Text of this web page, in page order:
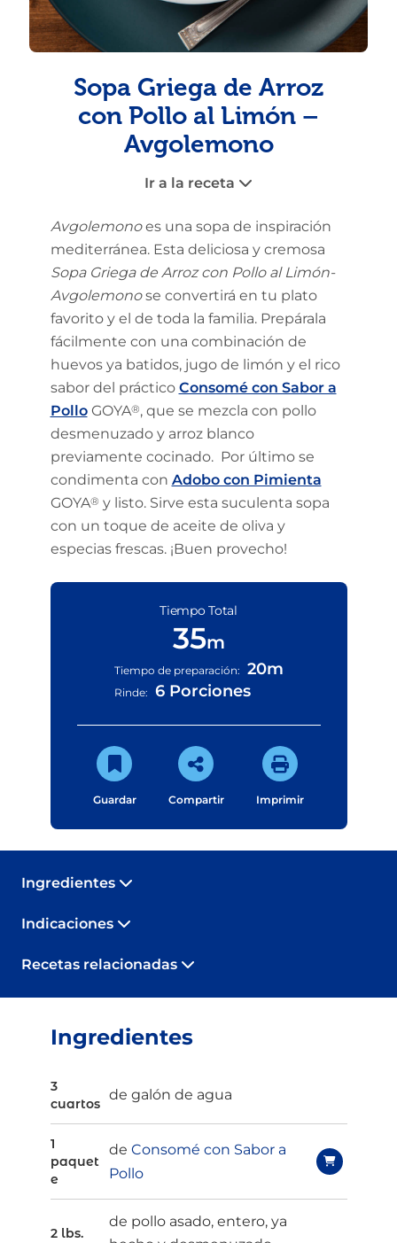
Sopa Griega de Arroz
con Pollo al Limón –
Avgolemono
Ir a la receta
Avgolemonoes una sopa de inspiración
mediterránea. Esta deliciosa y cremosa
Sopa Griega de Arroz con Pollo al Limón-
Avgolemonose convertirá en tu plato
favorito y el de toda la familia. Prepárala
fácilmente con una combinación de
huevos ya batidos, jugo de limón y el rico
sabor del práctico Consomé con Sabor a
PolloGOYA®, que se mezcla con pollo
desmenuzado y arroz blanco
previamente cocinado. Por último se
condimenta con Adobo con Pimienta
GOYA® y listo. Sirve esta suculenta sopa
con un toque de aceite de oliva y
especias frescas. ¡Buen provecho!
Tiempo Total
35m
Tiempo de preparación: 20m
Rinde: 6 Porciones
Guardar Compartir Imprimir
Ingredientes
Indicaciones
Recetas relacionadas
Ingredientes
3
cuartos
de galón de agua
1
paquet
e
de Consomé con Sabor a
Pollo
2 lbs.
de pollo asado, entero, ya